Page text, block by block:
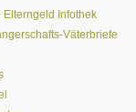
Elterngeld Infothek
Väterbriefe